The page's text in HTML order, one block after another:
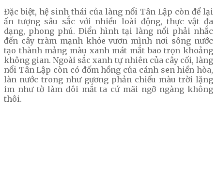
Đặc biệt, hệ sinh thái của làng nổi Tân Lập còn để lại
ấn tượng sâu sắc với nhiều loài động, thực vật đa
dạng, phong phú. Điển hình tại làng nổi phải nhắc
đến cây tràm mạnh khỏe vươn mình nơi sông nước
tạo thành mảng màu xanh mát mắt bao trọn khoảng
không gian. Ngoài sắc xanh tự nhiên của cây cối, làng
nổi Tân Lập còn có đốm hồng của cánh sen hiền hòa,
làn nước trong như gương phản chiếu màu trời lặng
im như tờ làm đôi mắt ta cứ mãi ngỡ ngàng không
thôi.